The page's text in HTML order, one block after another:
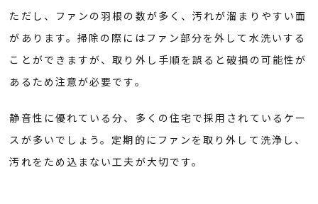
ただし、ファンの羽根の数が多く、汚れが溜まりやすい面
があります。掃除の際にはファン部分を外して水洗いする
ことができますが、取り外し手順を誤ると破損の可能性が
あるため注意が必要です。
静音性に優れている分、多くの住宅で採用されているケー
スが多いでしょう。定期的にファンを取り外して洗浄し、
汚れをため込まない工夫が大切です。